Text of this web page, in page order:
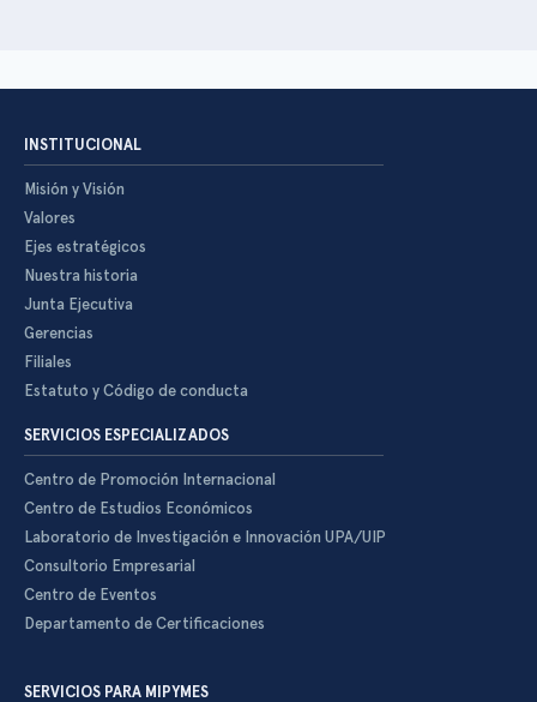
INSTITUCIONAL
Misión y Visión
Valores
Ejes estratégicos
Nuestra historia
Junta Ejecutiva
Gerencias
Filiales
Estatuto y Código de conducta
SERVICIOS ESPECIALIZADOS
Centro de Promoción Internacional
Centro de Estudios Económicos
Laboratorio de Investigación e Innovación UPA/UIP
Consultorio Empresarial
Centro de Eventos
Departamento de Certificaciones
SERVICIOS PARA MIPYMES